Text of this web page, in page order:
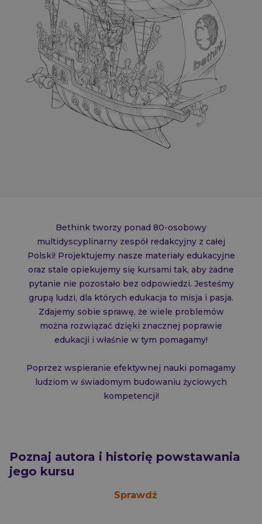
Bethink tworzy ponad 80-osobowy
multidyscyplinarny zespół redakcyjny z całej
Polski! Projektujemy nasze materiały edukacyjne
oraz stale opiekujemy się kursami tak, aby żadne
pytanie nie pozostało bez odpowiedzi. Jesteśmy
grupą ludzi, dla których edukacja to misja i pasja.
Zdajemy sobie sprawę, że wiele problemów
można rozwiązać dzięki znacznej poprawie
edukacji i właśnie w tym pomagamy!
Poprzez wspieranie efektywnej nauki pomagamy
ludziom w świadomym budowaniu życiowych
kompetencji!
Poznaj autora i historię powstawania
jego kursu
Sprawdź